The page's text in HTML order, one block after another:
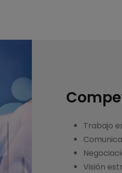
Trabajo
Visión